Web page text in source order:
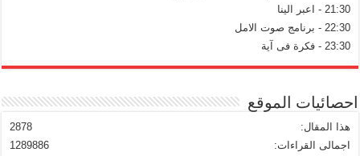
21:30 - اعبر الينا
22:30 - برنامج صوت الامل
23:30 - فكرة فى آية
احصائيات الموقع
2878
هذا المقال:
1289886
اجمالى القراءات: